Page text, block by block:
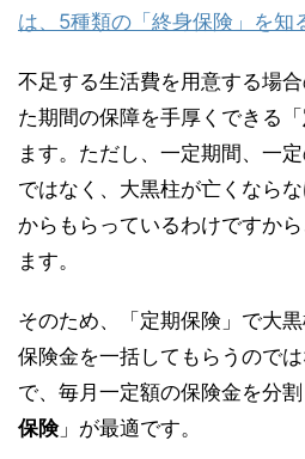
は、5種類の「終身保険」を知
不足する生活費を用意する場
た期間の保障を手厚くできる「
ます。ただし、一定期間、一
ではなく、大黒柱が亡くなら
からもらっているわけですか
ます。
そのため、「定期保険」で大黒
保険金を一括してもらうので
で、毎月一定額の保険金を分割
保険」が最適です。